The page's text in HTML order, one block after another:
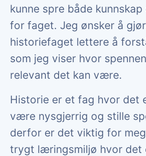
kunne spre både
for faget. Jeg ønsker å
historiefaget lettere å
som jeg viser hvor
relevant det kan være.
Historie er et fag hvor det
være nysgjerrig og stille
derfor er det viktig for
trygt læringsmiljø hvor det